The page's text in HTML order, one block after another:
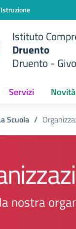
Istituto
Druento
Druento -
Servizi Novità
Scuola /
nostra